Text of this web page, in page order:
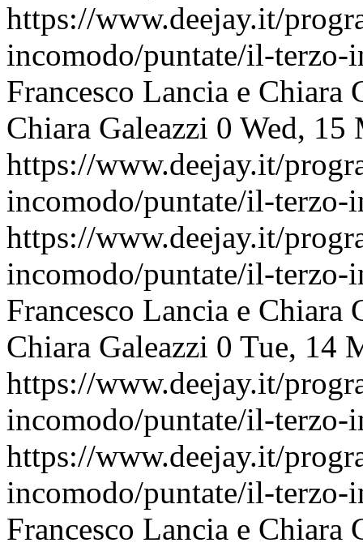
https://www.deejay.it/
incomodo/puntate/il-
Francesco Lancia e Chiara
Chiara Galeazzi 0 Wed, 15
https://www.deejay.it/
incomodo/puntate/il-
https://www.deejay.it/
incomodo/puntate/il-
Francesco Lancia e Chiara
Chiara Galeazzi 0 Tue, 14
https://www.deejay.it/
incomodo/puntate/il-
https://www.deejay.it/
incomodo/puntate/il-
Francesco Lancia e Chiara